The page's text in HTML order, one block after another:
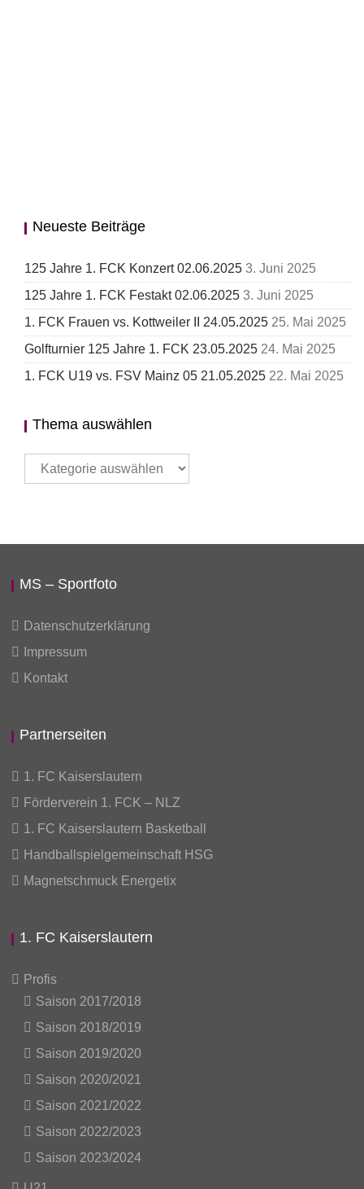
Neueste Beiträge
125 Jahre 1. FCK Konzert 02.06.2025 3. Juni 2025
125 Jahre 1. FCK Festakt 02.06.2025 3. Juni 2025
1. FCK Frauen vs. Kottweiler II 24.05.2025 25. Mai 2025
Golfturnier 125 Jahre 1. FCK 23.05.2025 24. Mai 2025
1. FCK U19 vs. FSV Mainz 05 21.05.2025 22. Mai 2025
Thema auswählen
Thema
auswählen
MS – Sportfoto
Datenschutzerklärung
Impressum
Kontakt
Partnerseiten
1. FC Kaiserslautern
Förderverein 1. FCK – NLZ
1. FC Kaiserslautern Basketball
Handballspielgemeinschaft HSG
Magnetschmuck Energetix
1. FC Kaiserslautern
Profis
Saison 2017/2018
Saison 2018/2019
Saison 2019/2020
Saison 2020/2021
Saison 2021/2022
Saison 2022/2023
Saison 2023/2024